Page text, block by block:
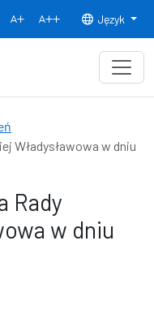
Normalny rozmiar czcionki
Rozmiar czcionki 150% Rozmiar
Język
Władysławowa w dniu
Rady
w dniu